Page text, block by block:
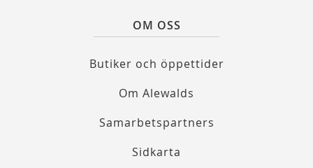
OM OSS
Butiker och öppettider
Om Alewalds
Samarbetspartners
Sidkarta